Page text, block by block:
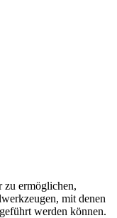
zu ermöglichen,
mit denen
werden können.